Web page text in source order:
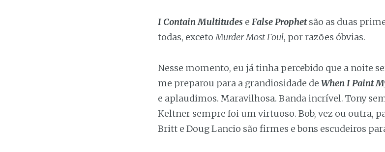
I Contain Multitudes e False Prophetsão as duas
todas, excetoMurder Most Foul, por razões óbvias.
Nesse momento, eu já tinha percebido que a noite
me preparou para a grandiosidade de When I Paint
e aplaudimos. Maravilhosa. Banda incrível. Tony
Keltner sempre foi um virtuoso. Bob, vez ou outra,
Britt e Doug Lancio são firmes e bons escudeiros